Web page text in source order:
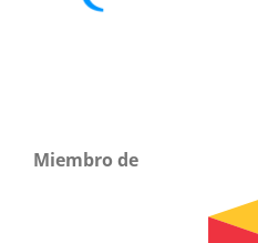
Miembro de